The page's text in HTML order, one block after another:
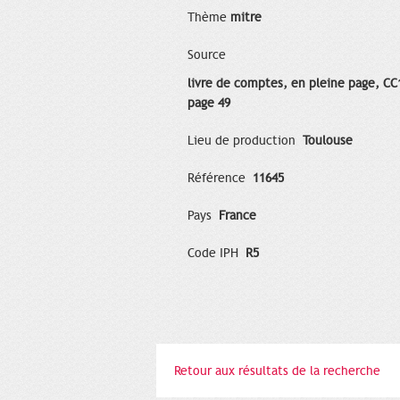
Thème mitre
Source
livre de comptes, en pleine page,
page 49
Lieu de production Toulouse
Référence 11645
Pays France
Code IPH R5
Retour aux résultats de la recherche